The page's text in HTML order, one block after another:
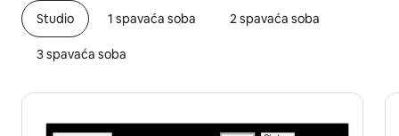
Studio 1 spavaća soba 2 spavaća soba
3 spavaća soba